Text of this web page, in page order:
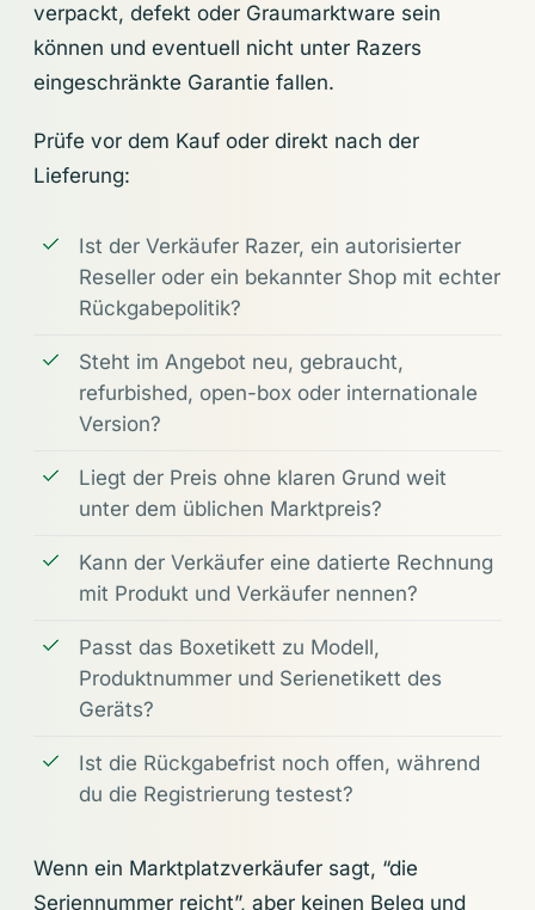
verpackt, defekt oder Graumarktware sein
können und eventuell nicht unter Razers
eingeschränkte Garantie fallen.
Prüfe vor dem Kauf oder direkt nach der
Lieferung:
Ist der Verkäufer Razer, ein autorisierter
Reseller oder ein bekannter Shop mit echter
Rückgabepolitik?
Steht im Angebot neu, gebraucht,
refurbished, open-box oder internationale
Version?
Liegt der Preis ohne klaren Grund weit
unter dem üblichen Marktpreis?
Kann der Verkäufer eine datierte Rechnung
mit Produkt und Verkäufer nennen?
Passt das Boxetikett zu Modell,
Produktnummer und Serienetikett des
Geräts?
Ist die Rückgabefrist noch offen, während
du die Registrierung testest?
Wenn ein Marktplatzverkäufer sagt, “die
Seriennummer reicht”, aber keinen Beleg und